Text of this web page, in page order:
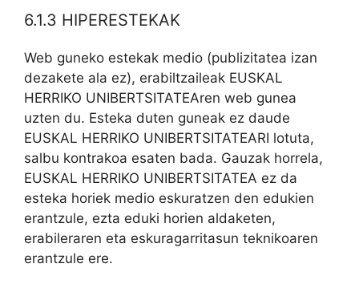
6.1.3 HIPERESTEKAK
Web guneko estekak medio (publizitatea izan
dezakete ala ez), erabiltzaileak EUSKAL
HERRIKO UNIBERTSITATEAren web gunea
uzten du. Esteka duten guneak ez daude
EUSKAL HERRIKO UNIBERTSITATEARI lotuta,
salbu kontrakoa esaten bada. Gauzak horrela,
EUSKAL HERRIKO UNIBERTSITATEA ez da
esteka horiek medio eskuratzen den edukien
erantzule, ezta eduki horien aldaketen,
erabileraren eta eskuragarritasun teknikoaren
erantzule ere.